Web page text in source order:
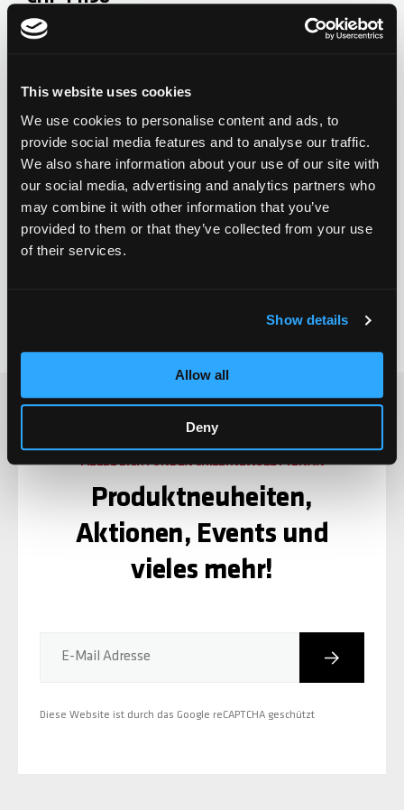
This website uses cookies
We use cookies to personalise content and ads, to
provide social media features and to analyse our traffic.
We also share information about your use of our site with
our social media, advertising and analytics partners who
may combine it with other information that you’ve
provided to them or that they’ve collected from your use
of their services.
Show details
Allow all
Deny
ZERO V2
TROOPER
VENTUS
WAVE TRACK
CSG CUSTOM PARTS
0 Bewertungen bisher
Neu
Chilli Nylon Brake -
100/110mm - Black
CHF 15.90
Zur Wunschliste hinzufügen
Neu
Chilli Flex Brake 2.0 -
E-Mail Adresse
Diese Website ist durch das Google reCAPTCHA geschützt
MELDE DICH FÜR DEN CHILLI NEWSLETTER AN
Produktneuheiten,
Aktionen, Events und
vieles mehr!